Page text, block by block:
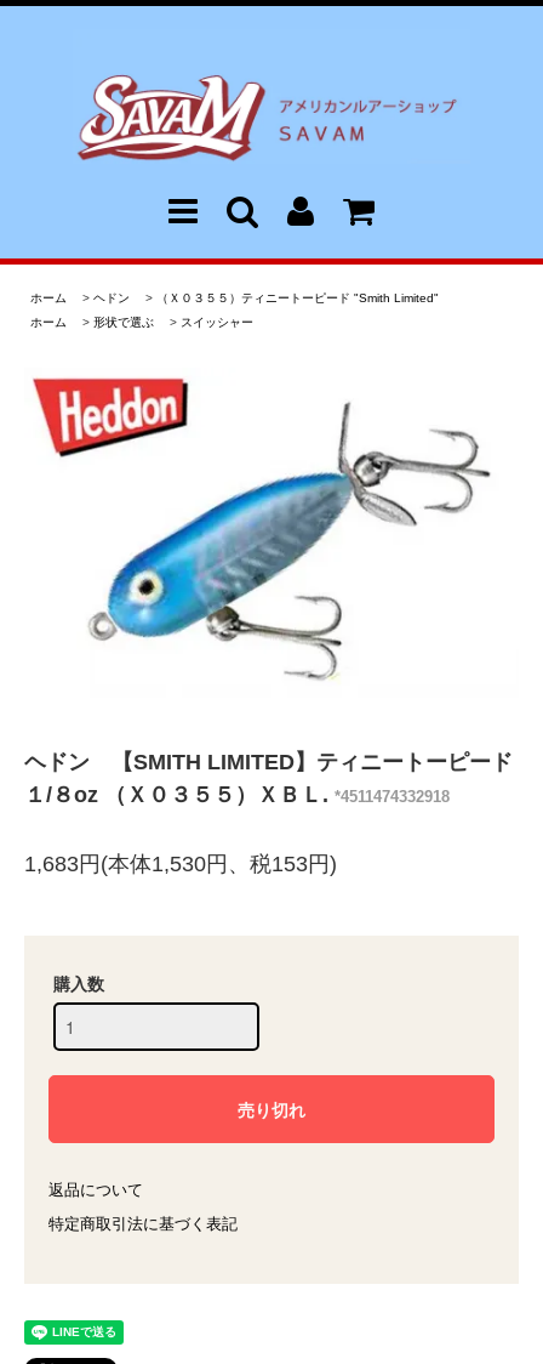
ホーム > ヘドン >
（Ｘ０３５５）ティニートーピード "Smith Limited"
ホーム
> 形状で選ぶ > スイッシャー
ヘドン 【SMITH LIMITED】ティニートーピード
１/８oz （Ｘ０３５５）ＸＢＬ. *4511474332918
1,683円(本体1,530円、税153円)
購入数
返品について
特定商取引法に基づく表記